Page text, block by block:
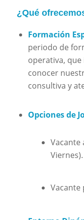
¿Qué
Formación
periodo de
operativa,
conocer
consultiva y
Opciones de
Vacante
Viernes).
Vacante